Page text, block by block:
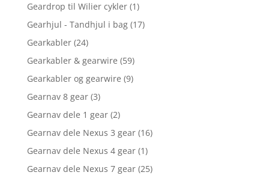
Geardrop til Wilier cykler (1)
Gearhjul - Tandhjul i bag (17)
Gearkabler (24)
Gearkabler & gearwire (59)
Gearkabler og gearwire (9)
Gearnav 8 gear (3)
Gearnav dele 1 gear (2)
Gearnav dele Nexus 3 gear (16)
Gearnav dele Nexus 4 gear (1)
Gearnav dele Nexus 7 gear (25)